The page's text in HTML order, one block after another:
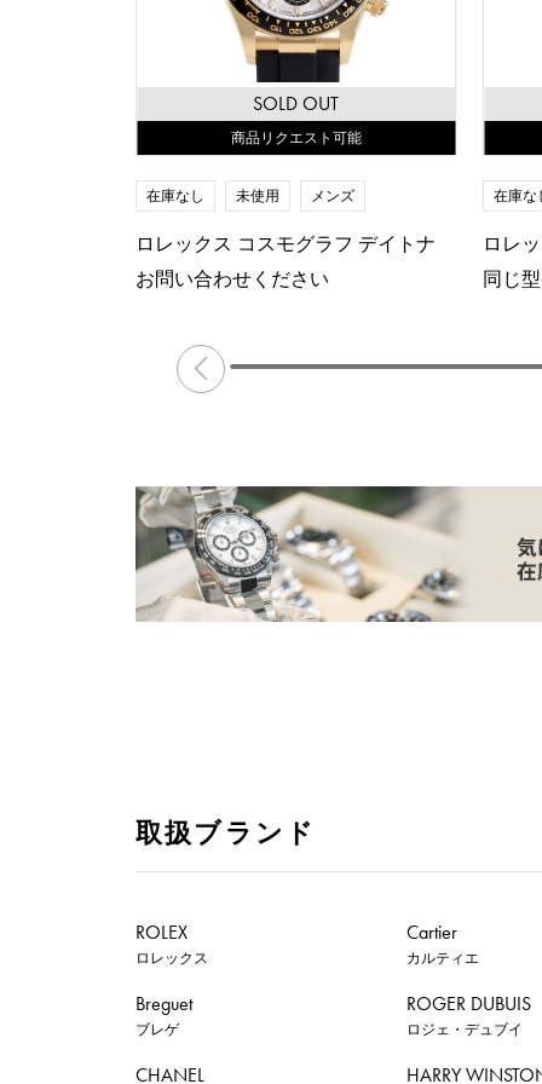
SOLD OUT
商品リクエスト可能
在庫なし 未使用 メンズ
ロレックス コスモグラフ デイトナ
お問い合わせください
在庫な
ロレ
同じ
取扱ブランド
ROLEX
ロレックス
Cartier
カルティエ
Breguet
ブレゲ
ROGER DUBUIS
ロジェ・デュブイ
CHANEL HARRY